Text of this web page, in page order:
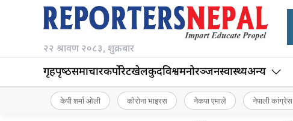
२२ श्रावण २०८३, शुक्रबार
गृहपृष्‍ठसमाचारकर्पोरेटखेलकुदविश्वमनोरञ्जनस्वास्थ्यअन्य
केपी शर्मा ओली कोरोना भाइरस नेकपा एमाले नेपाली कांग्रेस